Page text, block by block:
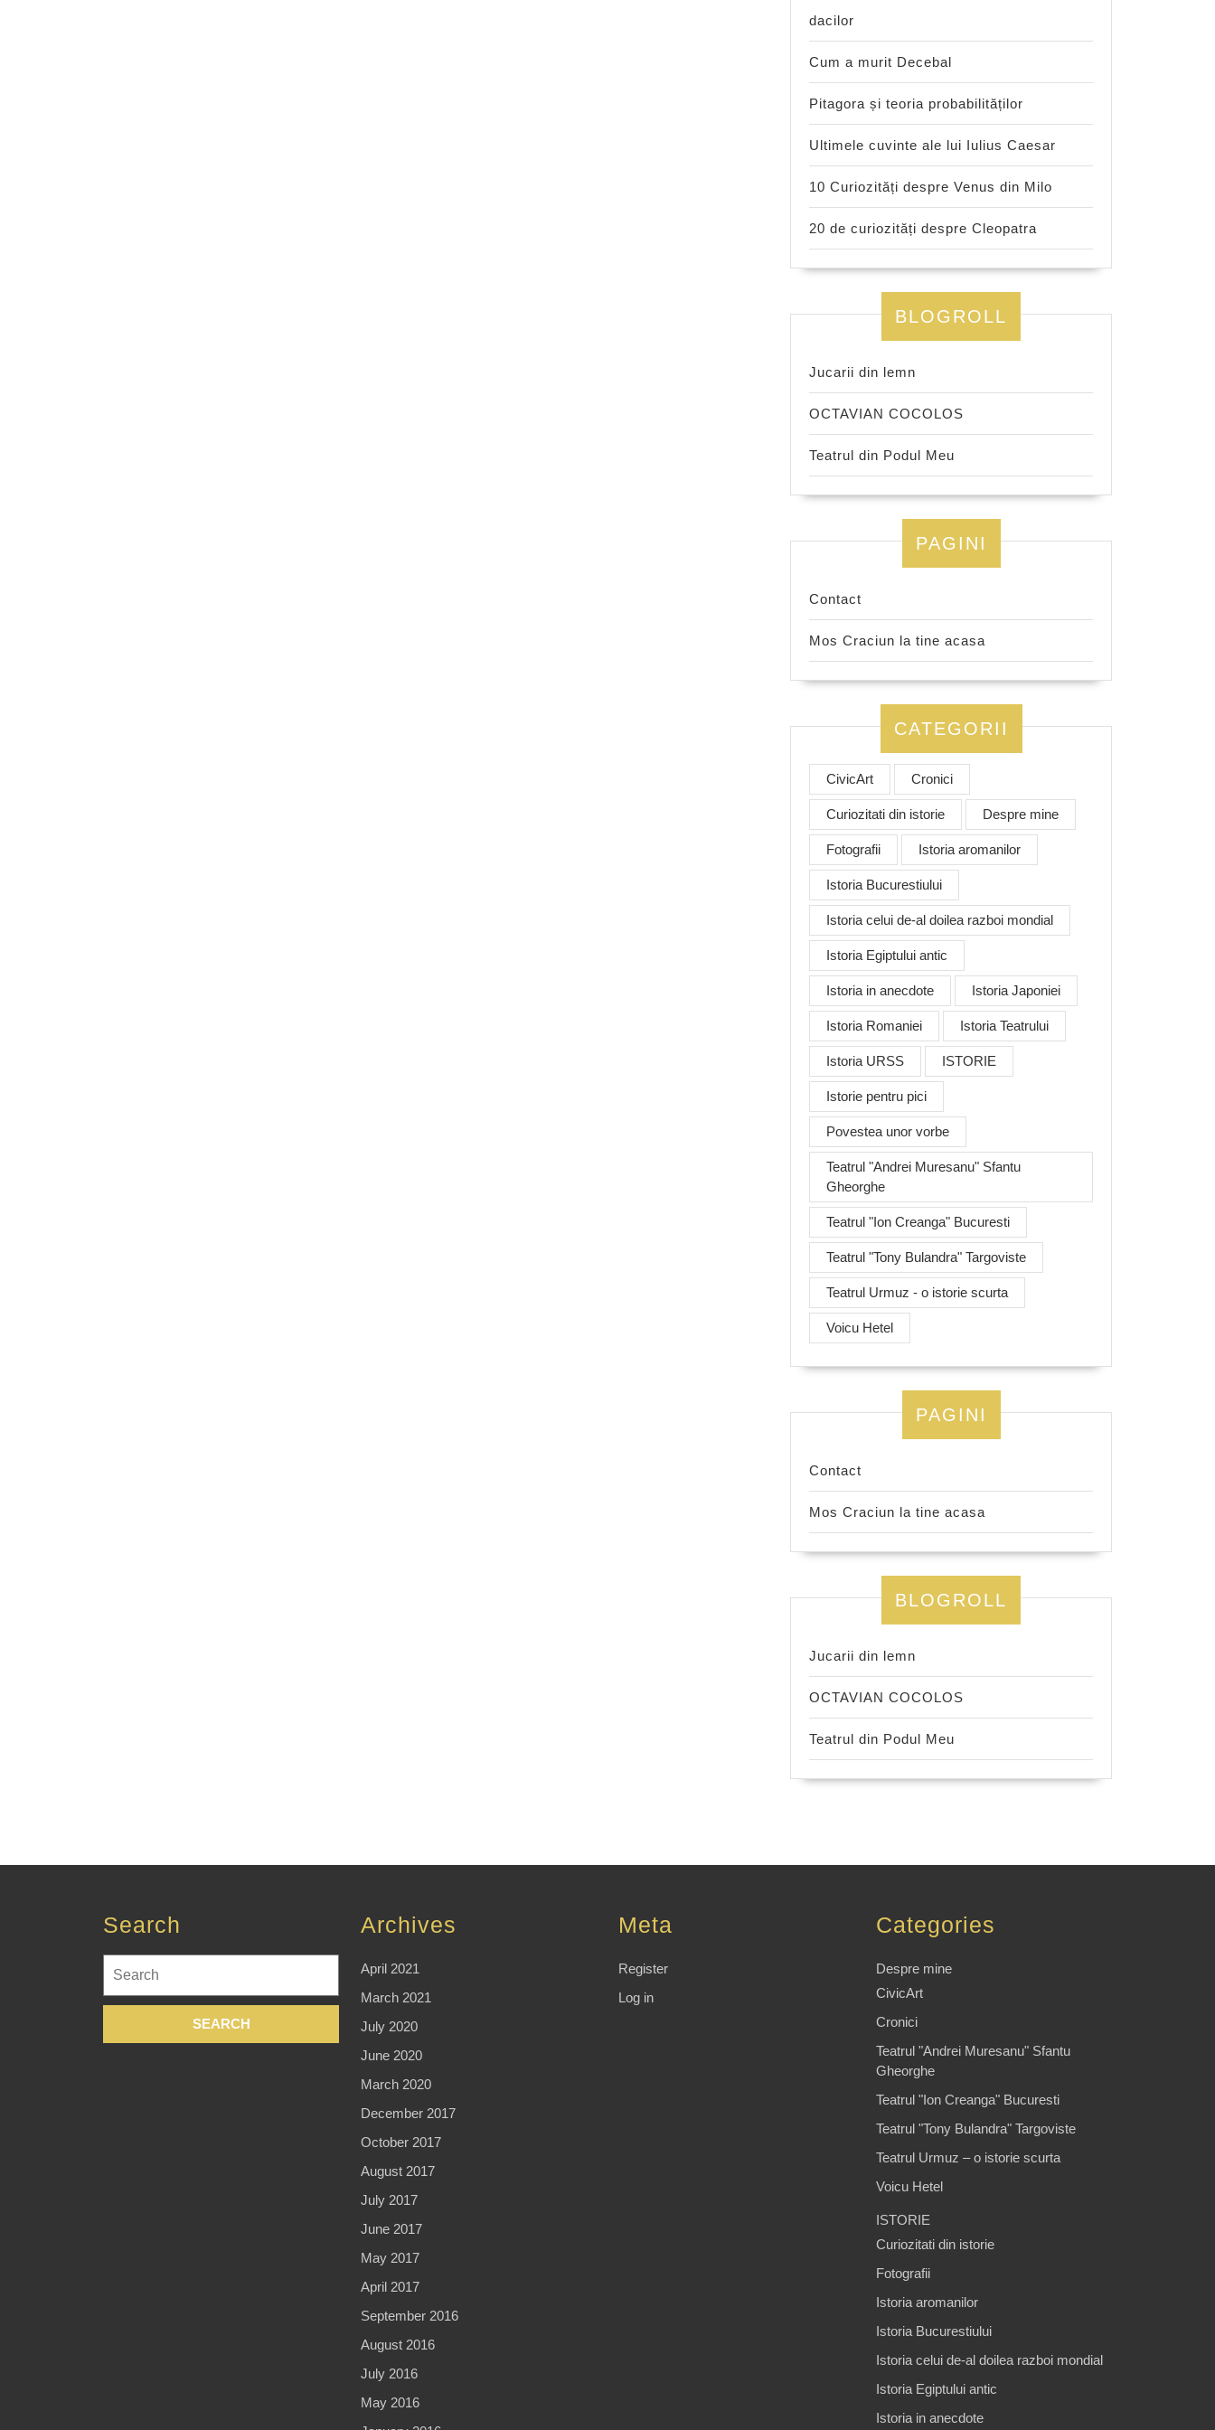
dacilor
Cum a murit Decebal
Pitagora și teoria probabilităților
Ultimele cuvinte ale lui Iulius Caesar
10 Curiozități despre Venus din Milo
20 de curiozități despre Cleopatra
BLOGROLL
Jucarii din lemn
OCTAVIAN COCOLOS
Teatrul din Podul Meu
PAGINI
Contact
Mos Craciun la tine acasa
CATEGORII
CivicArt Cronici
Curiozitati din istorie Despre mine
Fotografii Istoria aromanilor
Istoria Bucurestiului
Istoria celui de-al doilea razboi mondial
Istoria Egiptului antic
Istoria in anecdote Istoria Japoniei
Istoria Romaniei Istoria Teatrului
Istoria URSS ISTORIE
Istorie pentru pici
Povestea unor vorbe
Teatrul "Andrei Muresanu" Sfantu
Gheorghe
Teatrul "Ion Creanga" Bucuresti
Teatrul "Tony Bulandra" Targoviste
Teatrul Urmuz - o istorie scurta
Voicu Hetel
PAGINI
Contact
Mos Craciun la tine acasa
BLOGROLL
Jucarii din lemn
OCTAVIAN COCOLOS
Teatrul din Podul Meu
Search
for:
Archives
April 2021
March 2021
July 2020
June 2020
March 2020
December 2017
October 2017
August 2017
July 2017
June 2017
May 2017
April 2017
September 2016
August 2016
July 2016
May 2016
Meta
Register
Log in
Categories
Despre mine
CivicArt
Cronici
Teatrul "Andrei Muresanu" Sfantu
Gheorghe
Teatrul "Ion Creanga" Bucuresti
Teatrul "Tony Bulandra" Targoviste
Teatrul Urmuz – o istorie scurta
Voicu Hetel
ISTORIE
Curiozitati din istorie
Fotografii
Istoria aromanilor
Istoria Bucurestiului
Istoria celui de-al doilea razboi mondial
Istoria Egiptului antic
Istoria in anecdote